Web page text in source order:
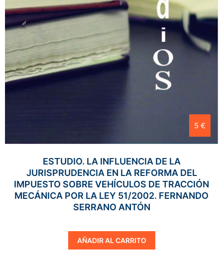
5 €
ESTUDIO. LA INFLUENCIA DE LA
JURISPRUDENCIA EN LA REFORMA DEL
IMPUESTO SOBRE VEHÍCULOS DE TRACCIÓN
MECÁNICA POR LA LEY 51/2002. FERNANDO
SERRANO ANTÓN
AÑADIR AL CARRITO